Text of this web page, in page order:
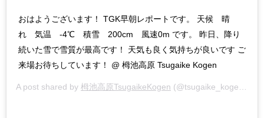
おはようございます！ TGK早朝レポートです。 天候 晴
れ 気温 -4℃ 積雪 200cm 風速0m です。 昨日、降り
続いた雪で雪質が最高です！ 天気も良く気持ちが良いです ご
来場お待ちしています！ @ 栂池高原 Tsugaike Kogen
A post shared by 栂池高原TsugaikeKogen (@tsugaike_kogen) on